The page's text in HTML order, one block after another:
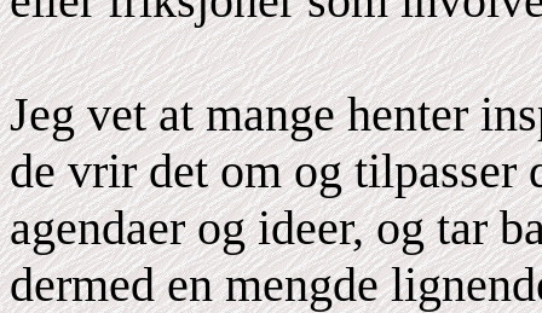
Jeg vet at mange henter
de vrir det om og tilpasser
agendaer og ideer, og tar
dermed en mengde